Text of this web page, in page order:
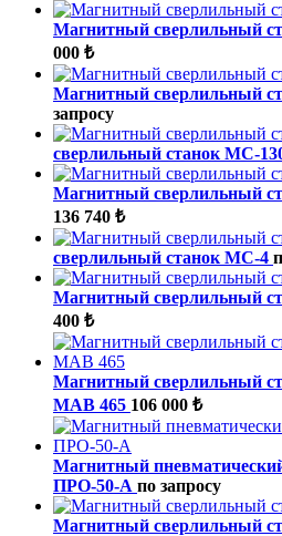
Магнитный сверлильный
000 ₺
Магнитный сверлильный
запросу
сверлильный станок МС-
Магнитный сверлильный
136 740 ₺
сверлильный станок МС-4
Магнитный сверлильный
400 ₺
Магнитный сверлильный
MAB 465 106 000 ₺
Магнитный
ПРО-50-А по запросу
Магнитный сверлильный